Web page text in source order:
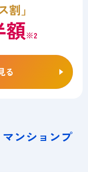
割」
額※2
る
ンションプ